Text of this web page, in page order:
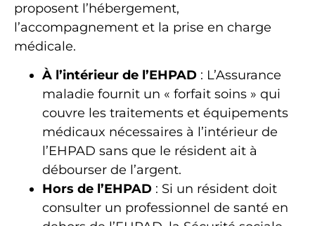
proposent l’hébergement,
l’accompagnement et la prise en charge
médicale.
À l’intérieur de l’EHPAD : L’Assurance
maladie fournit un « forfait soins » qui
couvre les traitements et équipements
médicaux nécessaires à l’intérieur de
l’EHPAD sans que le résident ait à
débourser de l’argent.
Hors de l’EHPAD : Si un résident doit
consulter un professionnel de santé en